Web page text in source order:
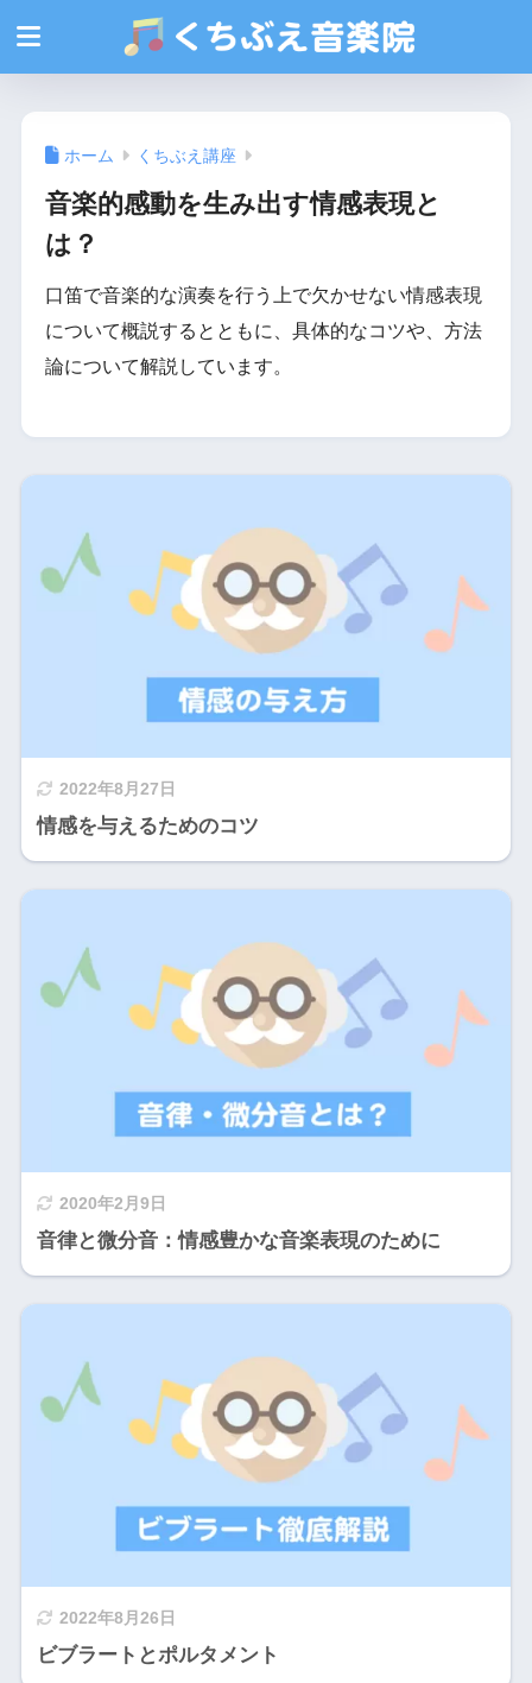
ホーム くちぶえ講座
音楽的感動を生み出す情感表現と
は？
口笛で音楽的な演奏を行う上で欠かせない情感表現
について概説するとともに、具体的なコツや、方法
論について解説しています。
2022年8月27日
情感を与えるためのコツ
2020年2月9日
音律と微分音：情感豊かな音楽表現のために
2022年8月26日
ビブラートとポルタメント